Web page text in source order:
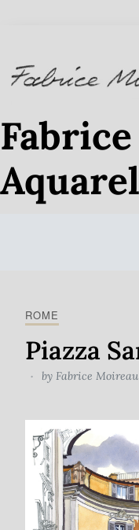
ROME
Piazza
by Fabrice Moireau